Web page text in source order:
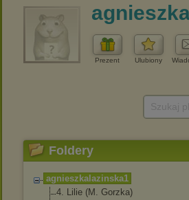
Prezent Ulubiony
Foldery
agnieszkalazinska1
4. Lilie (M. Gorzka)